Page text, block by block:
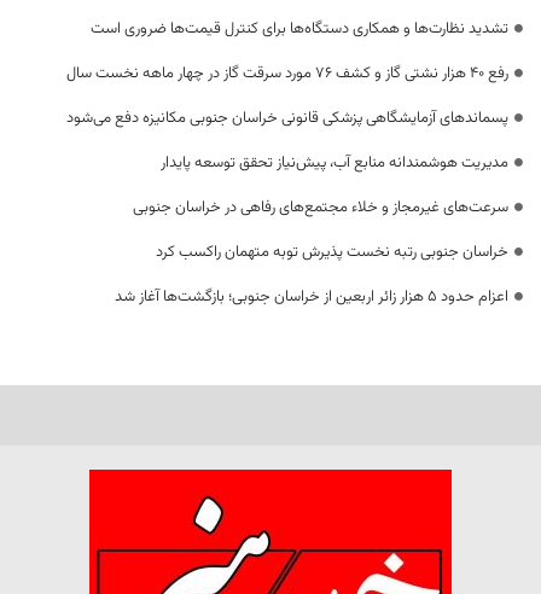
تشدید نظارت‌ها و همکاری دستگاه‌ها برای کنترل قیمت‌ها ضروری است
رفع 40 هزار نشتی گاز و کشف 76 مورد سرقت گاز در چهار ماهه نخست سال
پسماندهای آزمایشگاهی پزشکی قانونی خراسان جنوبی مکانیزه دفع می‌شود
مدیریت هوشمندانه منابع آب، پیش‌نیاز تحقق توسعه پایدار
سرعت‌های غیرمجاز و خلاء مجتمع‌های رفاهی در خراسان جنوبی
خراسان جنوبی رتبه نخست پذیرش توبه متهمان راکسب کرد
اعزام حدود 5 هزار زائر اربعین از خراسان جنوبی؛ بازگشت‌ها آغاز شد